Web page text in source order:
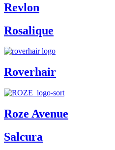
Revlon
Rosalique
Roverhair
Roze Avenue
Salcura